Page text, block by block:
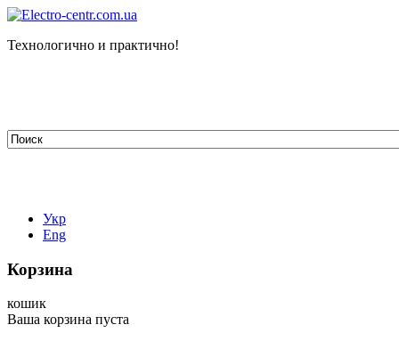
Технологично и практично!
Укр
Eng
Корзина
кошик
Ваша корзина пуста